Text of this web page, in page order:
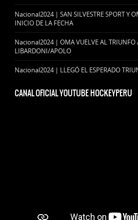
Nacional2024 | SAN SILVESTRE SPORT Y
INICIO DE LA FECHA
Nacional2024 | OMA VUELVE AL TRIUNFO
LIBARDONI/APOLO
Nacional2024 | LLEGÓ EL ESPERADO
CANAL OFICIAL YOUTUBE HOCKEYPERU